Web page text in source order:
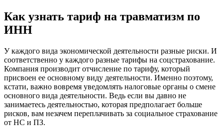
Как узнать тариф на травматизм по
ИНН
У каждого вида экономической деятельности разные риски. И
соответственно у каждого разные тарифы на соцстрахование.
Компания производит отчисление по тарифу, который
присвоен ее основному виду деятельности. Именно поэтому,
кстати, важно вовремя уведомлять налоговые органы о смене
основного вида деятельности. Ведь если вы давно не
занимаетесь деятельностью, которая предполагает больше
рисков, вам незачем переплачивать за социальное страхование
от НС и ПЗ.